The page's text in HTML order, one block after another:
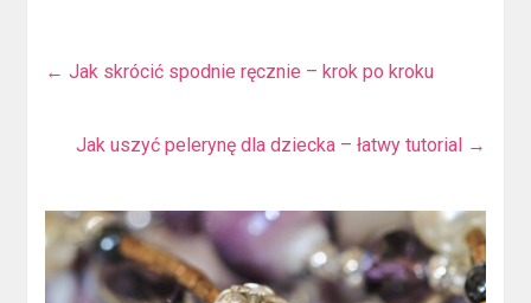
← Jak skrócić spodnie ręcznie – krok po kroku
Jak uszyć pelerynę dla dziecka – łatwy tutorial →